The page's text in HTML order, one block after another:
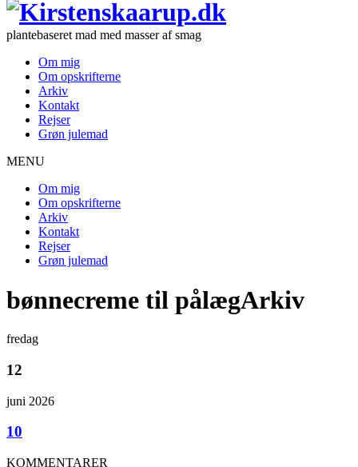
plantebaseret mad med masser af smag
Om mig
Om opskrifterne
Arkiv
Kontakt
Rejser
Grøn julemad
MENU
Om mig
Om opskrifterne
Arkiv
Kontakt
Rejser
Grøn julemad
bønnecreme til pålægArkiv
fredag
12
juni 2026
10
KOMMENTARER